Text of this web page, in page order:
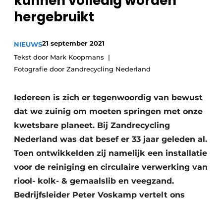
recyclingstroom in België
Vacature aanmelden
Vacatures
Video’s
Safety First
Kranen
Detectieapparatuur
Persen
Stofbeheersing
Uitrustingsstukken
hergebruikt
NIEUWS21 september 2021
Tekst door Mark Koopmans
Fotografie door Zandrecycling Nederland
Iedereen is zich er tegenwoordig van bewust
dat we zuinig om moeten springen met onze
kwetsbare planeet. Bij Zandrecycling
Nederland was dat besef er 33 jaar geleden al.
Toen ontwikkelden zij namelijk een installatie
voor de reiniging en circulaire verwerking van
riool- kolk- & gemaalslib en veegzand.
Bedrijfsleider Peter Voskamp vertelt ons